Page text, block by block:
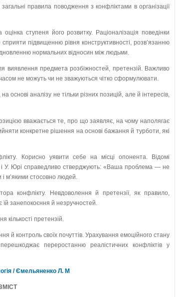
правила поводження з конфліктами в організації
ступеня його розвитку. Раціоналізація поведінки
сприяти підвищенню рівня конструктивності, розв’язанню
нормальних відносин між людьми.
виявлення предмета розбіжностей, претензій. Важливо
не можуть чи не зважуються чітко сформулювати.
основі аналізу не тільки різних позицій, але й інтересів,
вважається те, про що заявляє, на чому наполягає
конкретне рішення на основі бажання й турботи, які
Корисно уявити себе на місці опонента. Відомі
і У. Юрі справедливо стверджують: «Ваша проблема — не
м’якими стосовно людей.
конфлікту. Невдоволення й претензії, як правило,
занепокоєння й незручностей.
претензій.
й контроль своїх почуттів. Урахування емоційного стану
переростанню реалістичних конфліктів у
/ Ємельяненко Л. М